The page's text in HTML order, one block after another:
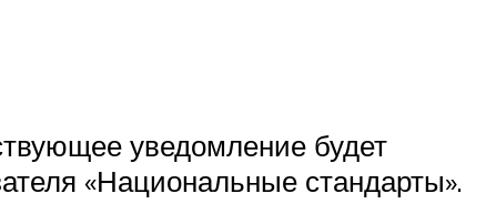
уведомление будет
«Национальные стандарты».